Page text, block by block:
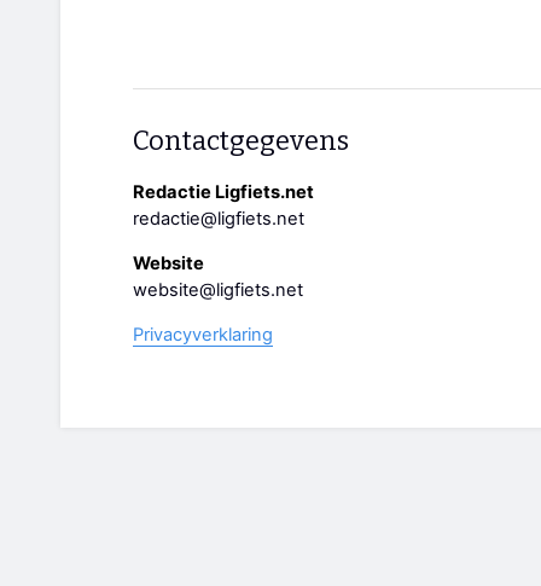
Contactgegevens
Redactie Ligfiets.net
redactie@ligfiets.net
Website
website@ligfiets.net
Privacyverklaring